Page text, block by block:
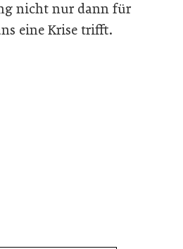
nicht nur dann für
eine Krise trifft.